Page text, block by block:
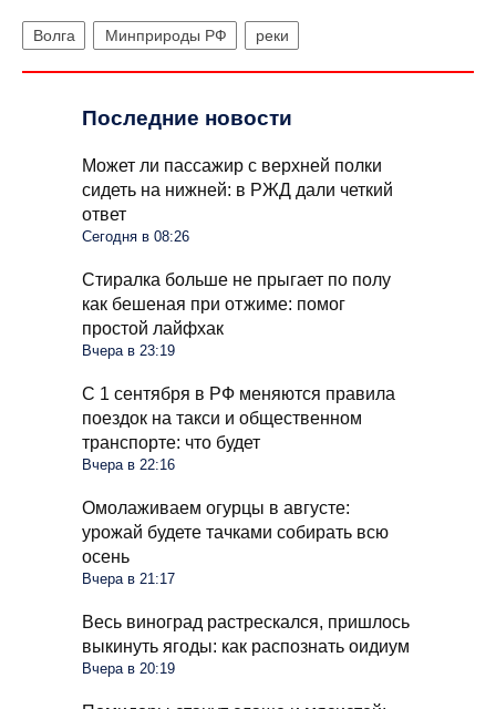
Волга Минприроды РФ реки
Последние новости
Может ли пассажир с верхней полки
сидеть на нижней: в РЖД дали четкий
ответ
Сегодня в 08:26
Стиралка больше не прыгает по полу
как бешеная при отжиме: помог
простой лайфхак
Вчера в 23:19
С 1 сентября в РФ меняются правила
поездок на такси и общественном
транспорте: что будет
Вчера в 22:16
Омолаживаем огурцы в августе:
урожай будете тачками собирать всю
осень
Вчера в 21:17
Весь виноград растрескался, пришлось
выкинуть ягоды: как распознать оидиум
Вчера в 20:19